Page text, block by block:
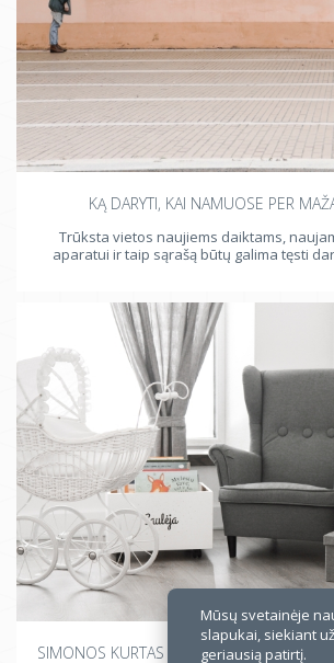
KĄ DARYTI, KAI NAMUOSE PER
Trūksta vietos naujiems daiktams,
aparatui ir taip sąrašą būtų galima tęsti
SIMONOS KURTAS MERGAITĖS KAMBARYS
Mūsų svetainėje
slapukai, siekiant
geriausią patirtį.